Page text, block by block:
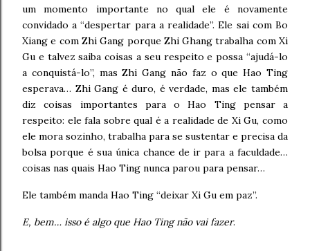
um momento importante no qual ele é novamente
convidado a “despertar para a realidade”. Ele sai com Bo
Xiang e com Zhi Gang porque Zhi Ghang trabalha com Xi
Gu e talvez saiba coisas a seu respeito e possa “ajudá-lo
a conquistá-lo”, mas Zhi Gang não faz o que Hao Ting
esperava… Zhi Gang é duro, é verdade, mas ele também
diz coisas importantes para o Hao Ting pensar a
respeito: ele fala sobre qual é a realidade de Xi Gu, como
ele mora sozinho, trabalha para se sustentar e precisa da
bolsa porque é sua única chance de ir para a faculdade…
coisas nas quais Hao Ting nunca parou para pensar…
Ele também manda Hao Ting “deixar Xi Gu em paz”.
E, bem… isso é algo que Hao Ting não vai fazer.